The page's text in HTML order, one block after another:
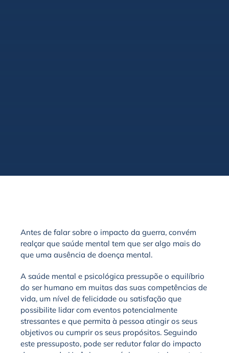
Antes de falar sobre o impacto da guerra, convém
realçar que saúde mental tem que ser algo mais do
que uma ausência de doença mental.
A saúde mental e psicológica pressupõe o equilíbrio
do ser humano em muitas das suas competências de
vida, um nível de felicidade ou satisfação que
possibilite lidar com eventos potencialmente
stressantes e que permita à pessoa atingir os seus
objetivos ou cumprir os seus propósitos. Seguindo
este pressuposto, pode ser redutor falar do impacto